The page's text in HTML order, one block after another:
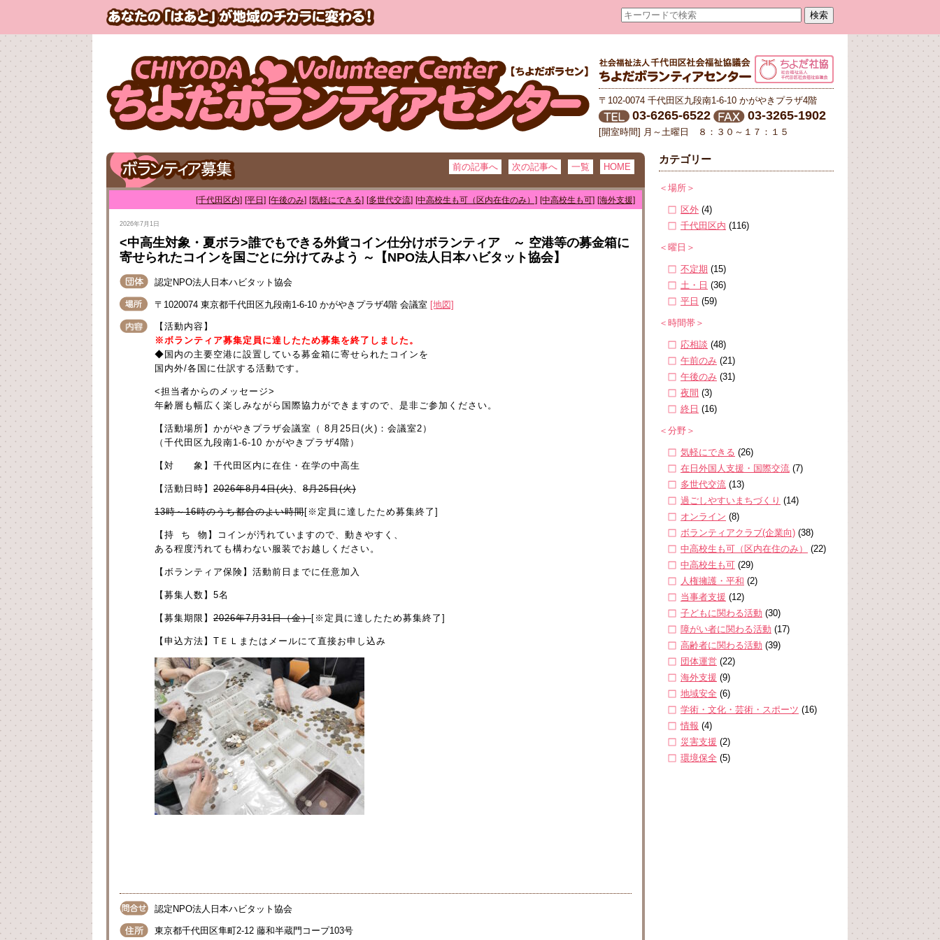
〒102-0074 千代田区九段南1-6-10 かがやきプラザ4階
03-6265-6522 03-3265-1902
[開室時間] 月～土曜日 ８：３０～１７：１５
前の記事へ 次の記事へ 一覧 HOME
[千代田区内] [平日] [午後のみ] [気軽にできる] [多世代交流] [中高校生も可（区内在住のみ）] [中高校生も可] [海外支援]
2026年7月1日
<中高生対象・夏ボラ>誰でもできる外貨コイン仕分けボランティア ～ 空港等の募金箱に
寄せられたコインを国ごとに分けてみよう ～【NPO法人日本ハビタット協会】
認定NPO法人日本ハビタット協会
〒1020074 東京都千代田区九段南1-6-10 かがやきプラザ4階 会議室 [地図]
【活動内容】
※ボランティア募集定員に達したため募集を終了しました。
◆国内の主要空港に設置している募金箱に寄せられたコインを
国内外/各国に仕訳する活動です。
<担当者からのメッセージ>
年齢層も幅広く楽しみながら国際協力ができますので、是非ご参加ください。
【活動場所】かがやきプラザ会議室（ 8月25日(火)：会議室2）
（千代田区九段南1-6-10 かがやきプラザ4階）
【対 象】千代田区内に在住・在学の中高生
【活動日時】 2026年8月4日(火)、 8月25日(火)
13時～16時のうち都合のよい時間[※定員に達したため募集終了]
【持 ち 物】コインが汚れていますので、動きやすく、
ある程度汚れても構わない服装でお越しください。
【ボランティア保険】活動前日までに任意加入
【募集人数】5名
【募集期限】 2026年7月31日（金）[※定員に達したため募集終了]
【申込方法】TＥＬまたはメールにて直接お申し込み
認定NPO法人日本ハビタット協会
東京都千代田区隼町2-12 藤和半蔵門コープ103号
カテゴリー
＜場所＞
区外 (4)
千代田区内 (116)
＜曜日＞
不定期 (15)
土・日 (36)
平日 (59)
＜時間帯＞
応相談 (48)
午前のみ (21)
午後のみ (31)
夜間 (3)
終日 (16)
＜分野＞
気軽にできる (26)
在日外国人支援・国際交流 (7)
多世代交流 (13)
過ごしやすいまちづくり (14)
オンライン (8)
ボランティアクラブ(企業向) (38)
中高校生も可（区内在住のみ）
(22)
中高校生も可 (29)
人権擁護・平和 (2)
当事者支援 (12)
子どもに関わる活動 (30)
障がい者に関わる活動 (17)
高齢者に関わる活動 (39)
団体運営 (22)
海外支援 (9)
地域安全 (6)
学術・文化・芸術・スポーツ (16)
情報 (4)
災害支援 (2)
環境保全 (5)